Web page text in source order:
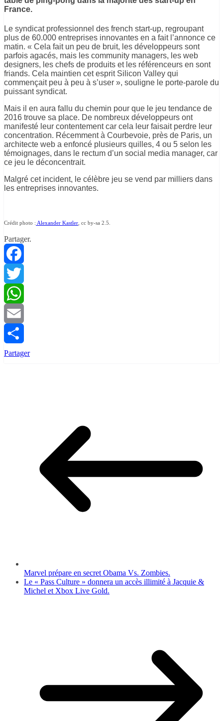
France.
Le syndicat professionnel des french start-up, regroupant
plus de 60.000 entreprises innovantes en a fait l’annonce ce
matin. « Cela fait un peu de bruit, les développeurs sont
parfois agacés, mais les community managers, les web
designers, les chefs de produits et les référenceurs en sont
friands. Cela maintien cet esprit Silicon Valley qui
commençait peu à peu à s’user », souligne le porte-parole du
puissant syndicat.
Mais il en aura fallu du chemin pour que le jeu tendance de
2016 trouve sa place. De nombreux développeurs ont
manifesté leur contentement car cela leur faisait perdre leur
concentration. Récemment à Courbevoie, près de Paris, un
architecte web a enfoncé plusieurs quilles, 4 ou 5 selon les
témoignages, dans le rectum d’un social media manager, car
ce jeu le déconcentrait.
Malgré cet incident, le célèbre jeu se vend par milliers dans
les entreprises innovantes.
Crédit photo : Alexander Kastler, cc by-sa 2.5.
Partager.
Facebook
Twitter
WhatsApp
Email
Partager
Marvel prépare en secret Obama Vs. Zombies.
Le « Pass Culture » donnera un accès illimité à Jacquie &
Michel et Xbox Live Gold.